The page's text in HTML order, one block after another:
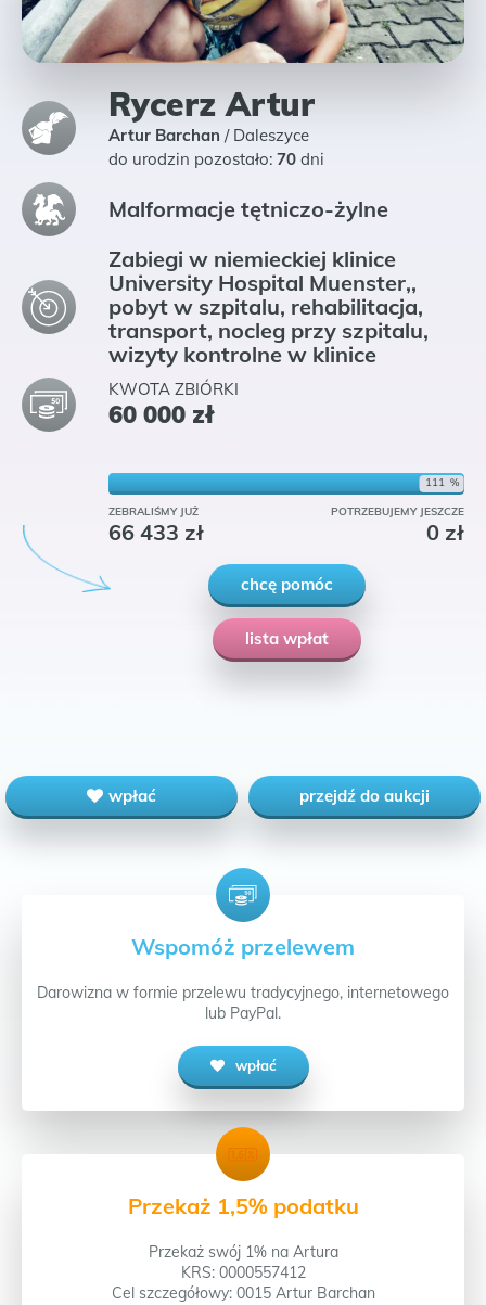
Rycerz Artur
Artur Barchan / Daleszyce
do urodzin pozostało: 70 dni
Malformacje tętniczo-żylne
Zabiegi w niemieckiej klinice
University Hospital Muenster,,
pobyt w szpitalu, rehabilitacja,
transport, nocleg przy szpitalu,
wizyty kontrolne w klinice
KWOTA ZBIÓRKI
60 000 zł
111 %
ZEBRALIŚMY JUŻ
66 433 zł
POTRZEBUJEMY JESZCZE
0 zł
chcę pomóc
lista wpłat
wpłać przejdź do aukcji
Wspomóż przelewem
Darowizna w formie przelewu tradycyjnego, internetowego
lub PayPal.
wpłać
Przekaż 1,5% podatku
Przekaż swój 1% na Artura
KRS: 0000557412
Cel szczegółowy: 0015 Artur Barchan